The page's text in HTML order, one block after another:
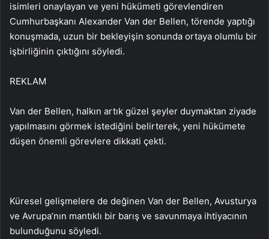
isimleri onaylayan ve yeni hükümeti görevlendiren
Cumhurbaşkanı Alexander Van der Bellen, törende yaptığı
konuşmada, uzun bir bekleyişin sonunda ortaya olumlu bir
işbirliğinin çıktığını söyledi.
REKLAM
Van der Bellen, halkın artık güzel şeyler duymaktan ziyade
yapılmasını görmek istediğini belirterek, yeni hükümete
düşen önemli görevlere dikkati çekti.
Küresel gelişmelere de değinen Van der Bellen, Avusturya
ve Avrupa’nın mantıklı bir barış ve savunmaya ihtiyacının
bulunduğunu söyledi.